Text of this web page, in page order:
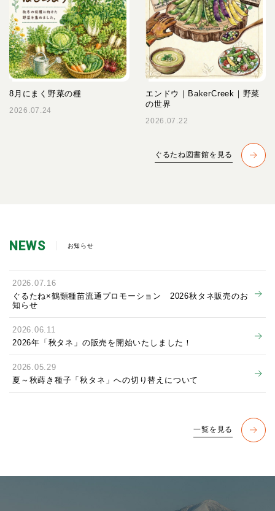
8月にまく野菜の種
2026.07.24
エンドウ｜BakerCreek｜野菜
の世界
2026.07.22
ぐるたね図書館を見る
NEWS お知らせ
2026.07.16
ぐるたね×鶴頸種苗流通プロモーション 2026秋タネ販売のお
知らせ
2026.06.11
2026年「秋タネ」の販売を開始いたしました！
2026.05.29
夏～秋蒔き種子「秋タネ」への切り替えについて
一覧を見る